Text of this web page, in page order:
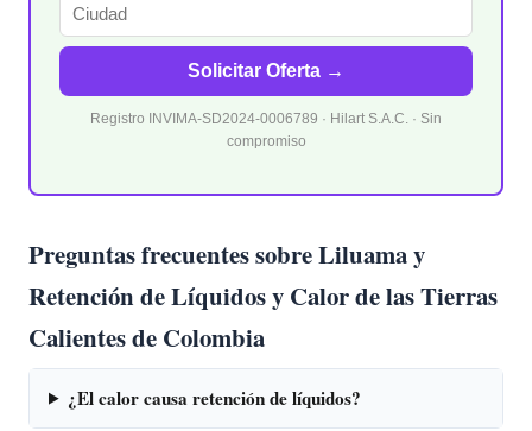
Solicitar Oferta →
Registro INVIMA-SD2024-0006789 · Hilart S.A.C. · Sin
compromiso
Preguntas frecuentes sobre Liluama y
Retención de Líquidos y Calor de las Tierras
Calientes de Colombia
¿El calor causa retención de líquidos?